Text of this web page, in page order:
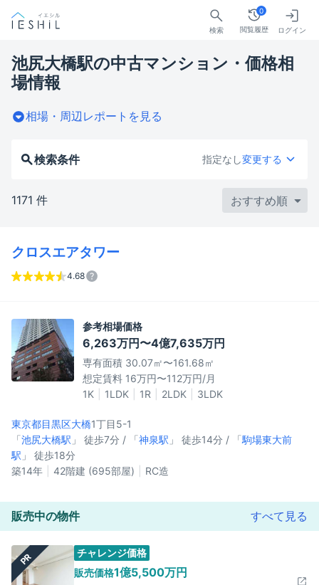
検索 閲覧履歴
0
ログイン
池尻大橋駅の中古マンション・価格相
場情報
相場・周辺レポートを見る
検索条件 指定なし変更する
1171 件
クロスエアタワー
4.68
参考相場価格
6,263万円〜4億7,635万円
専有面積 30.07㎡〜161.68㎡
想定賃料 16万円〜112万円/月
1K
1LDK 1R 2LDK 3LDK
東京都目黒区大橋1丁目5-1
「池尻大橋駅 」 徒歩7分 / 「神泉駅 」 徒歩14分 / 「駒場東大前
駅 」 徒歩18分
築14年
42階建 (695部屋) RC造
販売中の物件 すべて見る
PR
チャレンジ価格
販売価格1億5,500万円